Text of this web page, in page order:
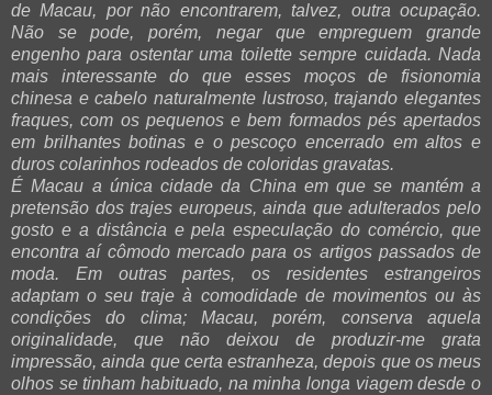
de Macau, por não encontrarem, talvez, outra ocupação.
Não se pode, porém, negar que empreguem grande
engenho para ostentar uma toilette sempre cuidada. Nada
mais interessante do que esses moços de fisionomia
chinesa e cabelo naturalmente lustroso, trajando elegantes
fraques, com os pequenos e bem formados pés apertados
em brilhantes botinas e o pescoço encerrado em altos e
duros colarinhos rodeados de coloridas gravatas.
É Macau a única cidade da China em que se mantém a
pretensão dos trajes europeus, ainda que adulterados pelo
gosto e a distância e pela especulação do comércio, que
encontra aí cômodo mercado para os artigos passados de
moda. Em outras partes, os residentes estrangeiros
adaptam o seu traje à comodidade de movimentos ou às
condições do clima; Macau, porém, conserva aquela
originalidade, que não deixou de produzir-me grata
impressão, ainda que certa estranheza, depois que os meus
olhos se tinham habituado, na minha longa viagem desde o